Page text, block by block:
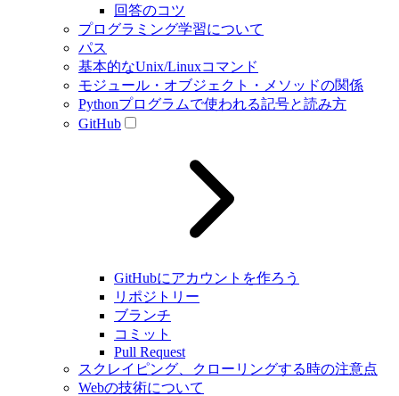
回答のコツ
プログラミング学習について
パス
基本的なUnix/Linuxコマンド
モジュール・オブジェクト・メソッドの関係
Pythonプログラムで使われる記号と読み方
GitHub
GitHubにアカウントを作ろう
リポジトリー
ブランチ
コミット
Pull Request
スクレイピング、クローリングする時の注意点
Webの技術について